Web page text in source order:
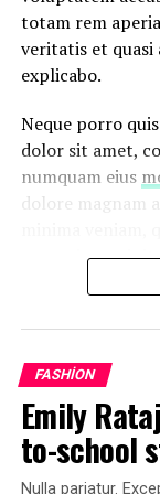
TRENDS
UP NEXT
Emily
totam rem
veritatis et quasi
explicabo.
Neque porro
dolor sit amet,
numquam eius
dolore magnam
corporis
commodi
At vero eos et
ducimus qui
atque corrupti
sintoccaecati
in culpa qui
laborum et
FASHION
Emily
to-school
Nulla pariatur.